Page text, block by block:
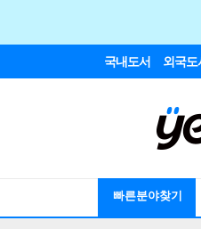
국내도서 외국도
빠른분야찾기